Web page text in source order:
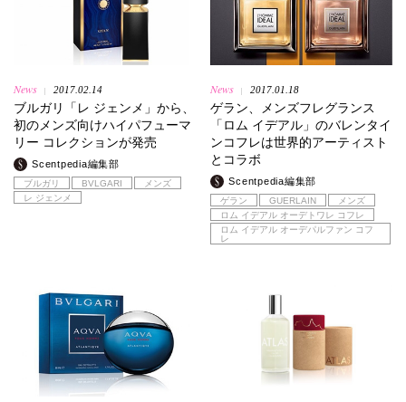
News 2017.02.14
ブルガリ「レ ジェンメ」から、
初のメンズ向けハイパフューマ
リー コレクションが発売
Scentpedia編集部
ブルガリ BVLGARI
メンズ
レ ジェンメ
News 2017.01.18
ゲラン、メンズフレグランス
「ロム イデアル」のバレンタイ
ンコフレは世界的アーティスト
とコラボ
Scentpedia編集部
ゲラン GUERLAIN
メンズ
ロム イデアル オーデトワレ コフレ
ロム イデアル オーデパルファン コフ
レ